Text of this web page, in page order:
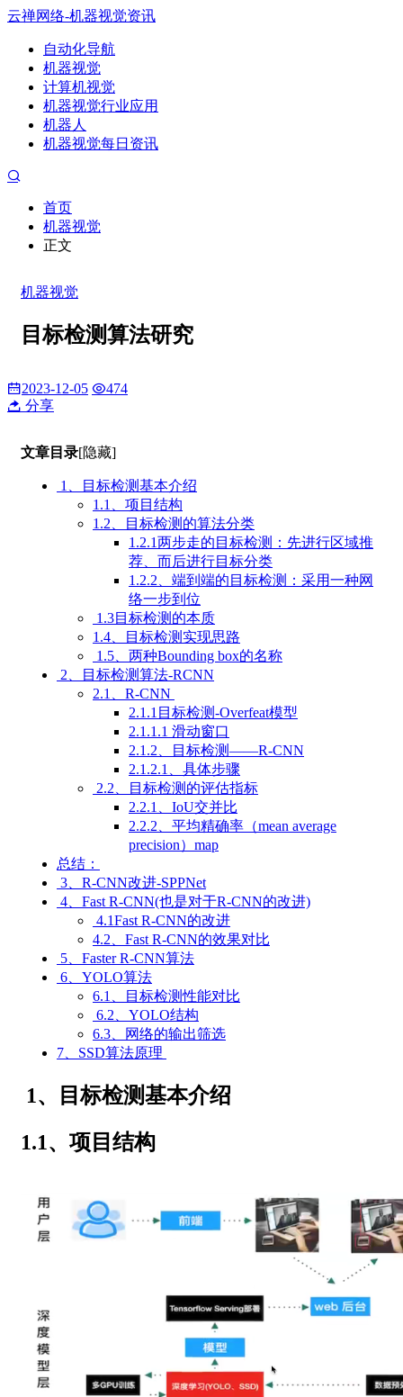
云禅网络-机器视觉资讯
自动化导航
机器视觉
计算机视觉
机器视觉行业应用
机器人
机器视觉每日资讯
首页
机器视觉
正文
机器视觉
目标检测算法研究
2023-12-05
474
分享
文章目录[隐藏]
1、目标检测基本介绍
1.1、项目结构
1.2、目标检测的算法分类
1.2.1两步走的目标检测：先进行区域推
荐、而后进行目标分类
1.2.2、端到端的目标检测：采用一种网
络一步到位
1.3目标检测的本质
1.4、目标检测实现思路
1.5、两种Bounding box的名称
2、目标检测算法-RCNN
2.1、R-CNN
2.1.1目标检测-Overfeat模型
2.1.1.1 滑动窗口
2.1.2、目标检测——R-CNN
2.1.2.1、具体步骤
2.2、目标检测的评估指标
2.2.1、IoU交并比
2.2.2、平均精确率（mean average
precision）map
总结：
3、R-CNN改进-SPPNet
4、Fast R-CNN(也是对于R-CNN的改进)
4.1Fast R-CNN的改进
4.2、Fast R-CNN的效果对比
5、Faster R-CNN算法
6、YOLO算法
6.1、目标检测性能对比
6.2、YOLO结构
6.3、网络的输出筛选
7、SSD算法原理
1、目标检测基本介绍
1.1、项目结构